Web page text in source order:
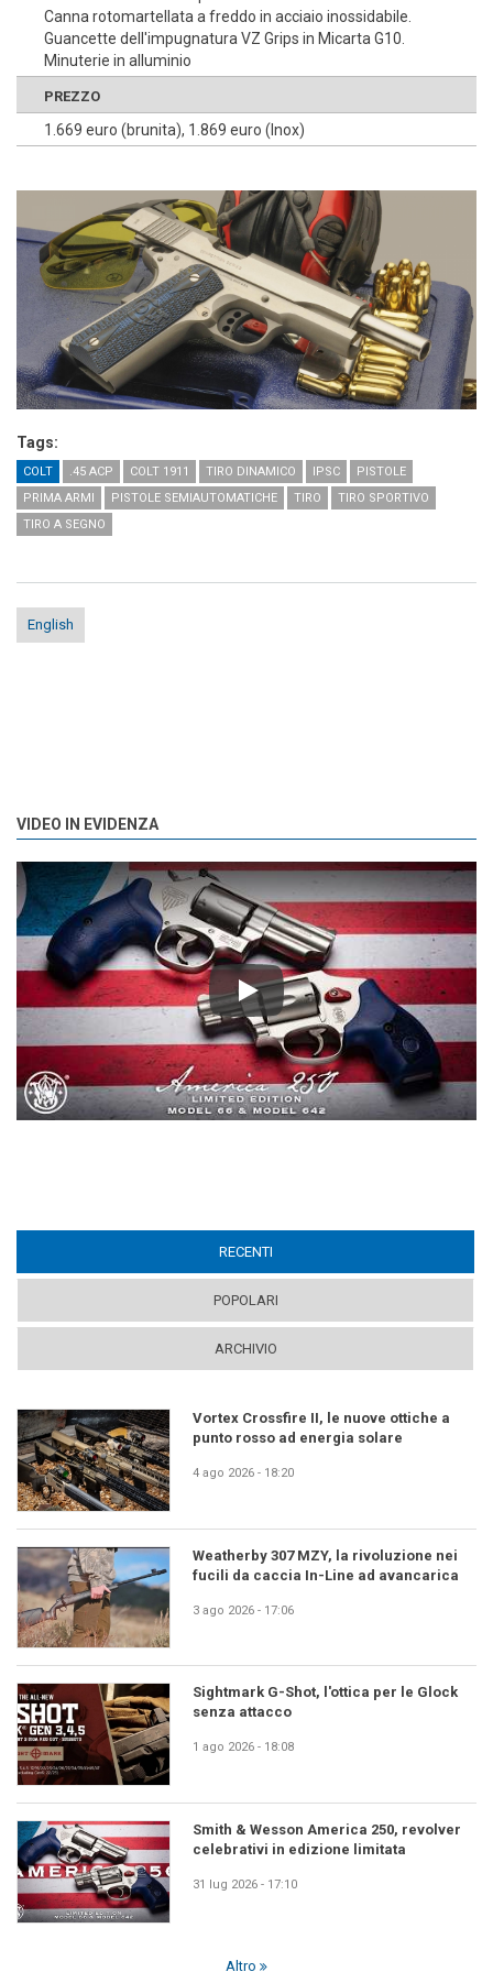
Canna rotomartellata a freddo in acciaio inossidabile.
Guancette dell'impugnatura VZ Grips in Micarta G10.
Minuterie in alluminio
PREZZO
1.669 euro (brunita), 1.869 euro (Inox)
Tags:
COLT .45 ACP COLT 1911 TIRO DINAMICO IPSC
PISTOLE
PRIMA ARMI
PISTOLE SEMIAUTOMATICHE TIRO
TIRO SPORTIVO
TIRO A SEGNO
English
VIDEO IN EVIDENZA
Play
RECENTI
POPOLARI
ARCHIVIO
Vortex Crossfire II, le nuove ottiche a
punto rosso ad energia solare
4 ago 2026 - 18:20
Weatherby 307 MZY, la rivoluzione nei
fucili da caccia In-Line ad avancarica
3 ago 2026 - 17:06
Sightmark G-Shot, l'ottica per le Glock
senza attacco
1 ago 2026 - 18:08
Smith & Wesson America 250, revolver
celebrativi in edizione limitata
31 lug 2026 - 17:10
Altro